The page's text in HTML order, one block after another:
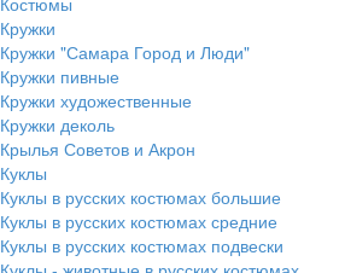
Кружки
Кружки "Самара Город и Люди"
Кружки пивные
Кружки художественные
Кружки деколь
Крылья Советов и Акрон
Куклы
Куклы в русских костюмах большие
Куклы в русских костюмах средние
Куклы в русских костюмах подвески